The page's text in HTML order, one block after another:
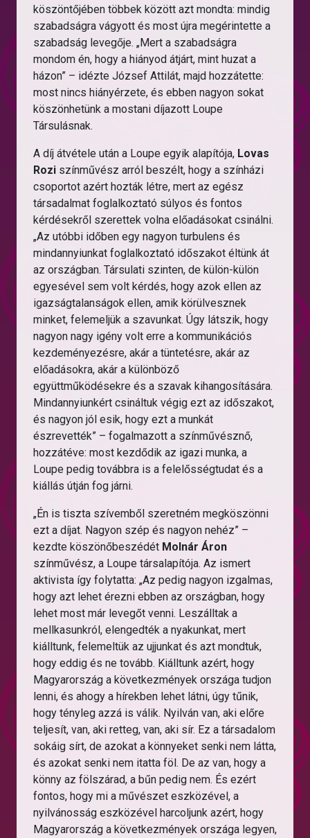
köszöntőjében többek között azt mondta: mindig
szabadságra vágyott és most újra megérintette a
szabadság levegője. „Mert a szabadságra
mondom én, hogy a hiányod átjárt, mint huzat a
házon” – idézte József Attilát, majd hozzátette:
most nincs hiányérzete, és ebben nagyon sokat
köszönhetünk a mostani díjazott Loupe
Társulásnak.
A díj átvétele után a Loupe egyik alapítója, Lovas
Rozi színművész arról beszélt, hogy a színházi
csoportot azért hozták létre, mert az egész
társadalmat foglalkoztató súlyos és fontos
kérdésekről szerettek volna előadásokat csinálni.
„Az utóbbi időben egy nagyon turbulens és
mindannyiunkat foglalkoztató időszakot éltünk át
az országban. Társulati szinten, de külön-külön
egyesével sem volt kérdés, hogy azok ellen az
igazságtalanságok ellen, amik körülvesznek
minket, felemeljük a szavunkat. Úgy látszik, hogy
nagyon nagy igény volt erre a kommunikációs
kezdeményezésre, akár a tüntetésre, akár az
előadásokra, akár a különböző
együttműködésekre és a szavak kihangosítására.
Mindannyiunkért csináltuk végig ezt az időszakot,
és nagyon jól esik, hogy ezt a munkát
észrevették” – fogalmazott a színművésznő,
hozzátéve: most kezdődik az igazi munka, a
Loupe pedig továbbra is a felelősségtudat és a
kiállás útján fog járni.
„Én is tiszta szívemből szeretném megköszönni
ezt a díjat. Nagyon szép és nagyon nehéz” –
kezdte köszönőbeszédét Molnár Áron
színművész, a Loupe társalapítója. Az ismert
aktivista így folytatta: „Az pedig nagyon izgalmas,
hogy azt lehet érezni ebben az országban, hogy
lehet most már levegőt venni. Leszálltak a
mellkasunkról, elengedték a nyakunkat, mert
kiálltunk, felemeltük az ujjunkat és azt mondtuk,
hogy eddig és ne tovább. Kiálltunk azért, hogy
Magyarország a következmények országa tudjon
lenni, és ahogy a hírekben lehet látni, úgy tűnik,
hogy tényleg azzá is válik. Nyilván van, aki előre
teljesít, van, aki retteg, van, aki sír. Ez a társadalom
sokáig sírt, de azokat a könnyeket senki nem látta,
és azokat senki nem itatta föl. De az van, hogy a
könny az fölszárad, a bűn pedig nem. És ezért
fontos, hogy mi a művészet eszközével, a
nyilvánosság eszközével harcoljunk azért, hogy
Magyarország a következmények országa legyen,